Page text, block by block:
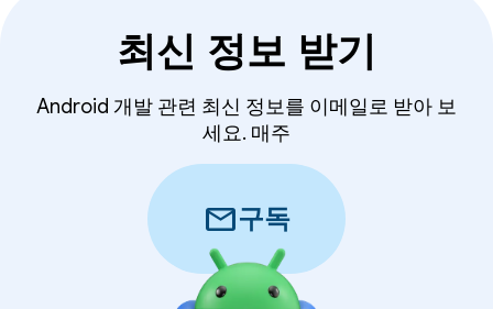
최신 정보 받기
Android 개발 관련 최신 정보를 이메일로 받아 보
세요. 매주
mail구독